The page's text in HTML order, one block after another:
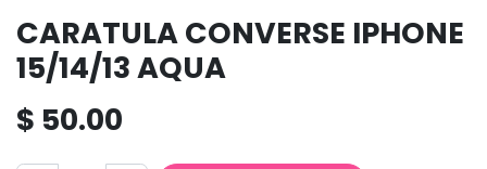
CARATULA CONVERSE IPHONE
15/14/13 AQUA
$ 50.00